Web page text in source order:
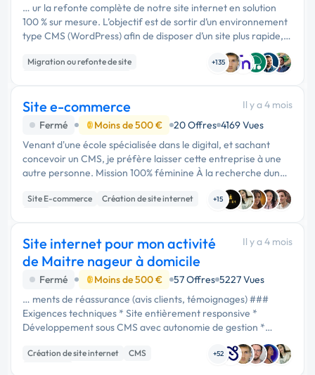
… ur la refonte complète de notre site internet en solution
100 % sur mesure. L’objectif est de sortir d’un environnement
type CMS (WordPress) afin de disposer d’un site plus rapide,
plus léger et entièrement maîtrisé, sans dépendance à des …
Migration ou refonte de site
+135
Site e-commerce
Il y a 4 mois
Fermé
Moins de 500 € 20 Offres 4169 Vues
Venant d'une école spécialisée dans le digital, et sachant
concevoir un CMS, je préfère laisser cette entreprise à une
autre personne. Mission 100% féminine À la recherche dune
experte du digital...afin de créer un site e-commerce alliant
…Site E-commerce
Création de site internet
+15
Site internet pour mon activité
de Maitre nageur à domicile
Il y a 4 mois
Fermé Moins de 500 € 57 Offres 5227 Vues
… ments de réassurance (avis clients, témoignages) ###
Exigences techniques * Site entièrement responsive *
Développement sous CMS avec autonomie de gestion *
Optimisation des performances et du référencement *
Finitions soignées et attention …
Création de site internet
CMS
+52